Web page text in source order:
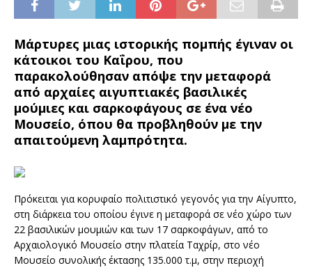
Μάρτυρες μιας ιστορικής πομπής έγιναν οι
κάτοικοι του Καΐρου, που
παρακολούθησαν απόψε την μεταφορά
από αρχαίες αιγυπτιακές βασιλικές
μούμιες και σαρκοφάγους σε ένα νέο
Μουσείο, όπου θα προβληθούν με την
απαιτούμενη λαμπρότητα.
Πρόκειται για κορυφαίο πολιτιστικό γεγονός για την Αίγυπτο,
στη διάρκεια του οποίου έγινε η μεταφορά σε νέο χώρο των
22 βασιλικών μουμιών και των 17 σαρκοφάγων, από το
Αρχαιολογικό Μουσείο στην πλατεία Ταχρίρ, στο νέο
Μουσείο συνολικής έκτασης 135.000 τ.μ, στην περιοχή